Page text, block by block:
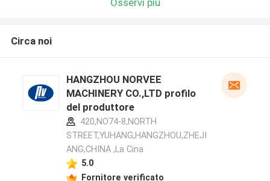
Circa noi
HANGZHOU NORVEE
MACHINERY CO.,LTD profilo
del produttore
420,NO74-8,NORTH
STREET,YUHANG,HANGZHOU,ZHEJI
ANG,CHINA ,La Cina
5.0
Fornitore verificato